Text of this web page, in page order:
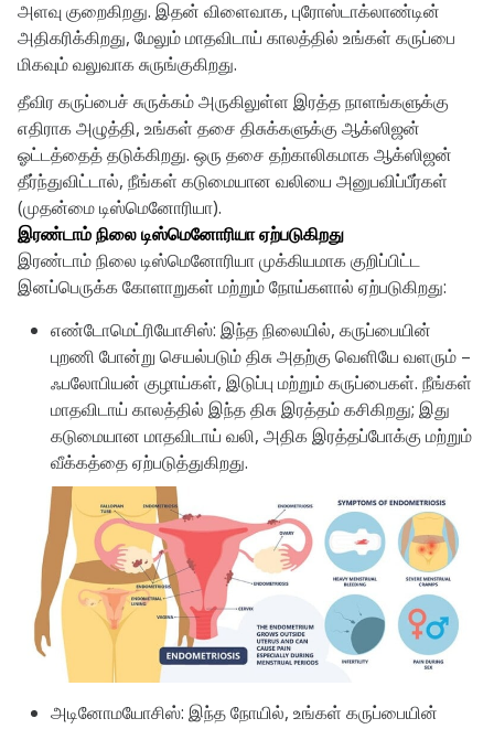
அளவு குறைகிறது. இதன் விளைவாக, புரோஸ்டாக்லாண்டின்
அதிகரிக்கிறது, மேலும் மாதவிடாய் காலத்தில் உங்கள் கருப்பை
மிகவும் வலுவாக சுருங்குகிறது.
தீவிர கருப்பைச் சுருக்கம் அருகிலுள்ள இரத்த நாளங்களுக்கு
எதிராக அழுத்தி, உங்கள் தசை திசுக்களுக்கு ஆக்ஸிஜன்
ஓட்டத்தைத் தடுக்கிறது. ஒரு தசை தற்காலிகமாக ஆக்ஸிஜன்
தீர்ந்துவிட்டால், நீங்கள் கடுமையான வலியை அனுபவிப்பீர்கள்
(முதன்மை டிஸ்மெனோரியா).
இரண்டாம் நிலை டிஸ்மெனோரியா ஏற்படுகிறது
இரண்டாம் நிலை டிஸ்மெனோரியா முக்கியமாக குறிப்பிட்ட
இனப்பெருக்க கோளாறுகள் மற்றும் நோய்களால் ஏற்படுகிறது:
எண்டோமெட்ரியோசிஸ்: இந்த நிலையில், கருப்பையின்
புறணி போன்று செயல்படும் திசு அதற்கு வெளியே வளரும் –
ஃபலோபியன் குழாய்கள், இடுப்பு மற்றும் கருப்பைகள். நீங்கள்
மாதவிடாய் காலத்தில் இந்த திசு இரத்தம் கசிகிறது; இது
கடுமையான மாதவிடாய் வலி, அதிக இரத்தப்போக்கு மற்றும்
வீக்கத்தை ஏற்படுத்துகிறது.
அடினோமயோசிஸ்: இந்த நோயில், உங்கள் கருப்பையின்